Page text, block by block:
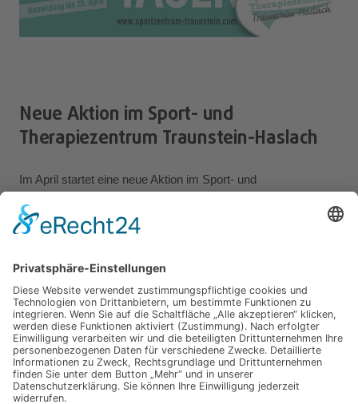
Neue Aktion im Sport- und
Therapiezentrum Traunstein-Haslach
Im April startet eine neue Aktion im Sport- und
1 2